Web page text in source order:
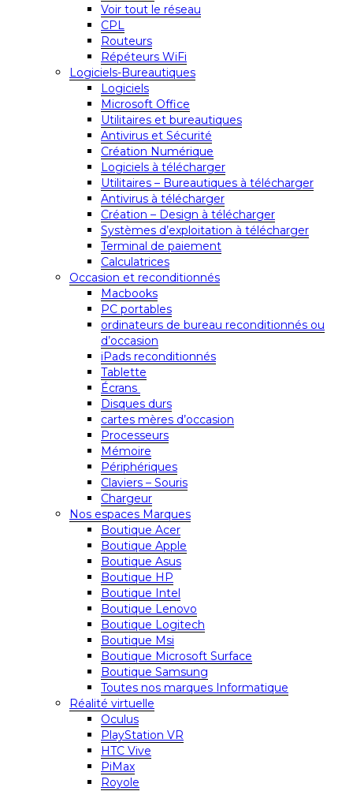
Voir tout le réseau
CPL
Routeurs
Répéteurs WiFi
Logiciels-Bureautiques
Logiciels
Microsoft Office
Utilitaires et bureautiques
Antivirus et Sécurité
Création Numérique
Logiciels à télécharger
Utilitaires – Bureautiques à télécharger
Antivirus à télécharger
Création – Design à télécharger
Systèmes d’exploitation à télécharger
Terminal de paiement
Calculatrices
Occasion et reconditionnés
Macbooks
PC portables
ordinateurs de bureau reconditionnés ou
d’occasion
iPads reconditionnés
Tablette
Écrans
Disques durs
cartes mères d’occasion
Processeurs
Mémoire
Périphériques
Claviers – Souris
Chargeur
Nos espaces Marques
Boutique Acer
Boutique Apple
Boutique Asus
Boutique HP
Boutique Intel
Boutique Lenovo
Boutique Logitech
Boutique Msi
Boutique Microsoft Surface
Boutique Samsung
Toutes nos marques Informatique
Réalité virtuelle
Oculus
PlayStation VR
HTC Vive
PiMax
Royole